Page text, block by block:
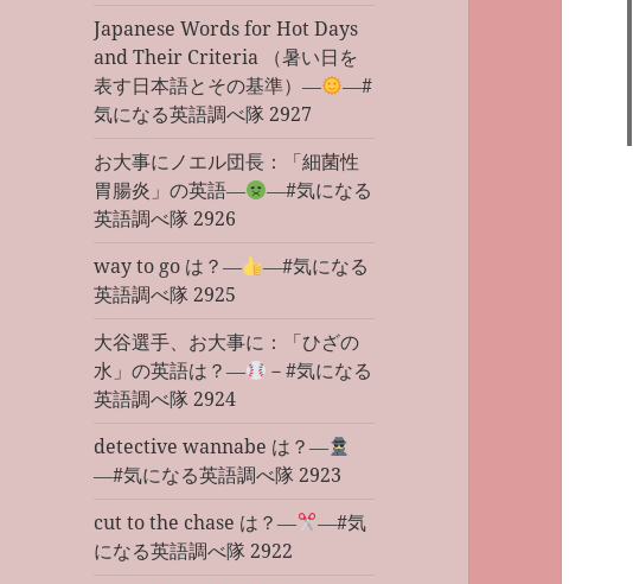
Japanese Words for Hot Days
and Their Criteria （暑い日を
表す日本語とその基準）―
―#
気になる英語調べ隊 2927
お大事にノエル団長：「細菌性
胃腸炎」の英語―
―#気になる
英語調べ隊 2926
way to go は？―
―#気になる
英語調べ隊 2925
大谷選手、お大事に：「ひざの
水」の英語は？―
－#気になる
英語調べ隊 2924
detective wannabe は？―
―#気になる英語調べ隊 2923
cut to the chase は？―
―#気
になる英語調べ隊 2922